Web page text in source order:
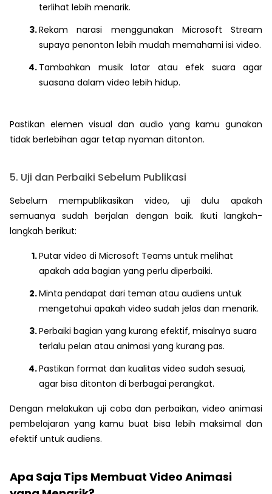
terlihat lebih menarik.
Rekam narasi menggunakan Microsoft Stream
supaya penonton lebih mudah memahami isi video.
Tambahkan musik latar atau efek suara agar
suasana dalam video lebih hidup.
Pastikan elemen visual dan audio yang kamu gunakan
tidak berlebihan agar tetap nyaman ditonton.
5. Uji dan Perbaiki Sebelum Publikasi
Sebelum mempublikasikan video, uji dulu apakah
semuanya sudah berjalan dengan baik. Ikuti langkah-
langkah berikut:
Putar video di Microsoft Teams untuk melihat
apakah ada bagian yang perlu diperbaiki.
Minta pendapat dari teman atau audiens untuk
mengetahui apakah video sudah jelas dan menarik.
Perbaiki bagian yang kurang efektif, misalnya suara
terlalu pelan atau animasi yang kurang pas.
Pastikan format dan kualitas video sudah sesuai,
agar bisa ditonton di berbagai perangkat.
Dengan melakukan uji coba dan perbaikan, video animasi
pembelajaran yang kamu buat bisa lebih maksimal dan
efektif untuk audiens.
Apa Saja Tips Membuat Video Animasi